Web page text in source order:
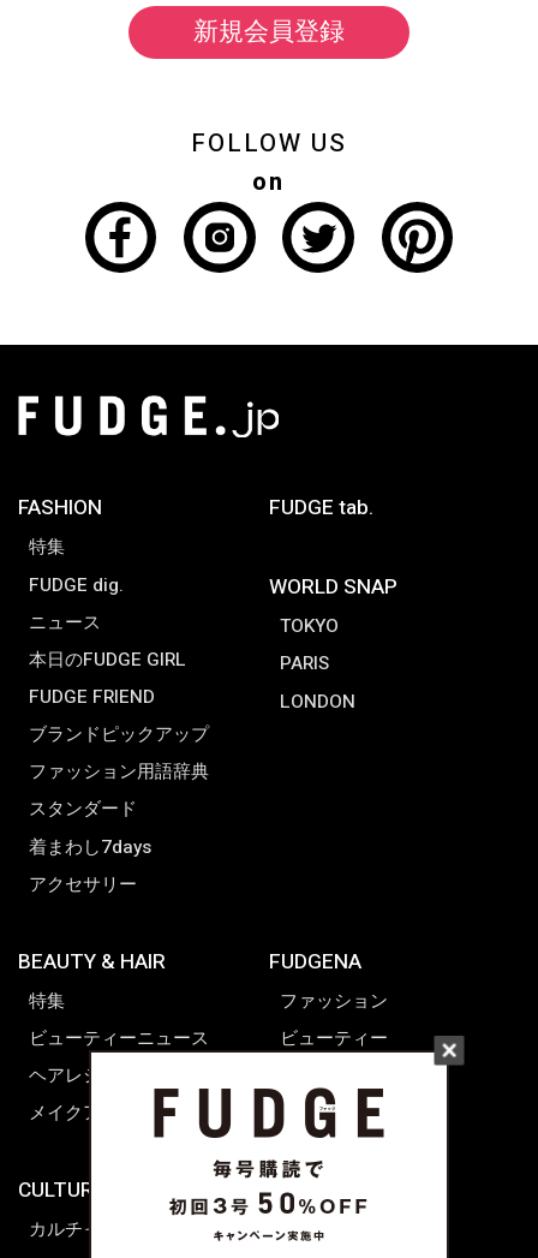
新規会員登録
FOLLOW US
on
FASHION
特集
FUDGE dig.
ニュース
本日のFUDGE GIRL
FUDGE FRIEND
ブランドピックアップ
ファッション用語辞典
スタンダード
着まわし7days
アクセサリー
FUDGE tab.
WORLD SNAP
TOKYO
PARIS
LONDON
BEAUTY & HAIR
特集
ビューティーニュース
ヘアレシピ ストーリーズ
メイクアップティップス
CULTURE & LIFE
カルチャー
FUDGENA
ファッション
ビューティー
ライフスタイル